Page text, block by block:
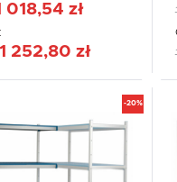
018,54 zł
1 252,80 zł
-20%